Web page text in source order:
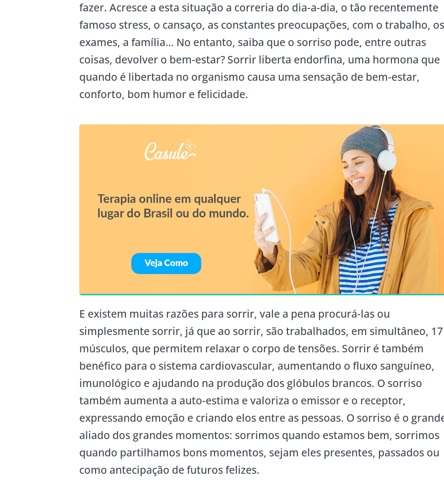
fazer. Acresce a esta situação a correria do dia-a-dia, o tão recentemente
famoso stress, o cansaço, as constantes preocupações, com o trabalho,
exames, a família… No entanto, saiba que o sorriso pode, entre outras
coisas, devolver o bem-estar? Sorrir liberta endorfina, uma hormona que
quando é libertada no organismo causa uma sensação de bem-estar,
conforto, bom humor e felicidade.
E existem muitas razões para sorrir, vale a pena procurá-las ou
simplesmente sorrir, já que ao sorrir, são trabalhados, em simultâneo, 17
músculos, que permitem relaxar o corpo de tensões. Sorrir é também
benéfico para o sistema cardiovascular, aumentando o fluxo sanguíneo,
imunológico e ajudando na produção dos glóbulos brancos. O sorriso
também aumenta a auto-estima e valoriza o emissor e o receptor,
expressando emoção e criando elos entre as pessoas. O sorriso é o
aliado dos grandes momentos: sorrimos quando estamos bem, sorrimos
quando partilhamos bons momentos, sejam eles presentes, passados ou
como antecipação de futuros felizes.